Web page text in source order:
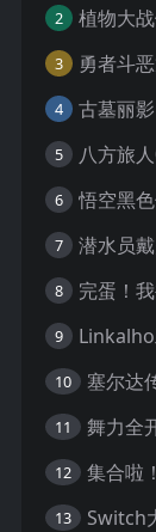
2
3
4
5
6
7 潜水员
8
9
10
11
12
13